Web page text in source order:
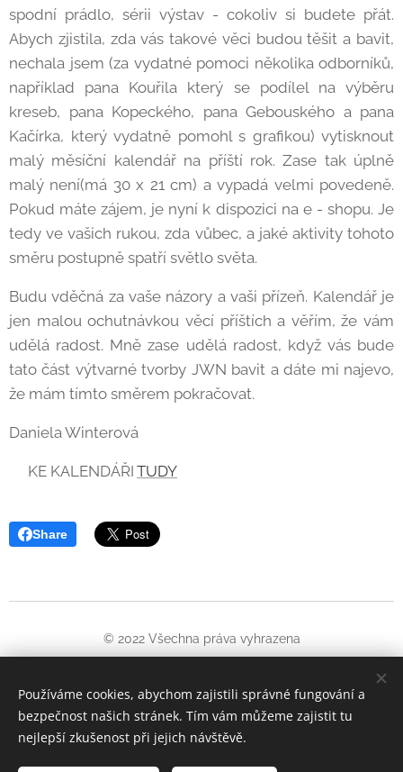
spodní prádlo, sérii výstav - cokoliv si budete přát.
Abych zjistila, zda vás takové věci budou těšit a bavit,
nechala jsem (za vydatné pomoci několika odborníků,
například pana Kouřila který se podílel na výběru
kreseb, pana Kopeckého, pana Gebouského a pana
Kačírka, který vydatně pomohl s grafikou) vytisknout
malý měsíční kalendář na příští rok. Zase tak úplně
malý není(má 30 x 21 cm) a vypadá velmi povedeně.
Pokud máte zájem, je nyní k dispozici na e - shopu. Je
tedy ve vašich rukou, zda vůbec, a jaké aktivity tohoto
směru postupně spatří světlo světa.
Budu vděčná za vaše názory a vaši přízeň. Kalendář je
jen malou ochutnávkou věcí příštích a věřím, že vám
udělá radost. Mně zase udělá radost, když vás bude
tato část výtvarné tvorby JWN bavit a dáte mi najevo,
že mám tímto směrem pokračovat.
Daniela Winterová
⏩KE KALENDÁŘI TUDY
Share
© 2022 Všechna práva vyhrazena
Cookies
Používáme cookies, abychom zajistili správné fungování a
bezpečnost našich stránek. Tím vám můžeme zajistit tu
nejlepší zkušenost při jejich návštěvě.